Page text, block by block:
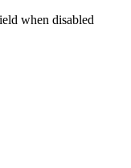
when disabled